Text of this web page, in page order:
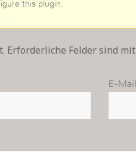
this plugin.
..
Erforderliche Felder sind mit
E-Mail